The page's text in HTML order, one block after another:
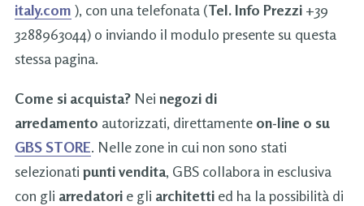
italy.com ), con una telefonata (Tel. Info Prezzi +39
3288963044) o inviando il modulo presente su questa
stessa pagina.
Come si acquista? Nei negozi di
arredamento autorizzati, direttamente on-line o su
GBS STORE. Nelle zone in cui non sono stati
selezionati punti vendita, GBS collabora in esclusiva
con gli arredatori e gli architetti ed ha la possibilità di